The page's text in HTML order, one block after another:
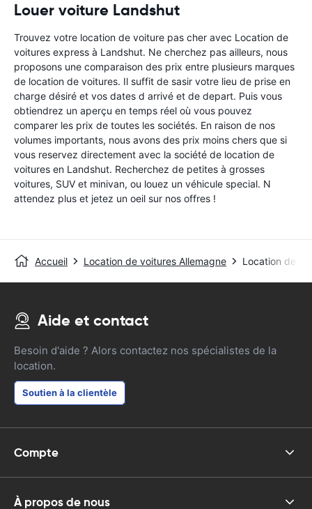
Louer voiture Landshut
Trouvez votre location de voiture pas cher avec Location de
voitures express à Landshut. Ne cherchez pas ailleurs, nous
proposons une comparaison des prix entre plusieurs marques
de location de voitures. Il suffit de sasir votre lieu de prise en
charge désiré et vos dates d arrivé et de depart. Puis vous
obtiendrez un aperçu en temps réel où vous pouvez
comparer les prix de toutes les sociétés. En raison de nos
volumes importants, nous avons des prix moins chers que si
vous reservez directement avec la société de location de
voitures en Landshut. Recherchez de petites à grosses
voitures, SUV et minivan, ou louez un véhicule special. N
attendez plus et jetez un oeil sur nos offres !
Accueil Location de voitures Allemagne Location de
Aide et contact
Besoin d'aide ? Alors contactez nos spécialistes de la
location.
Soutien à la clientèle
Compte
À propos de nous